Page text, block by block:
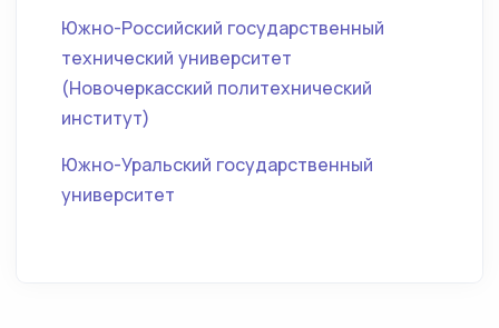
Южно-Российский государственный
технический университет
(Новочеркасский политехнический
институт)
Южно-Уральский государственный
университет